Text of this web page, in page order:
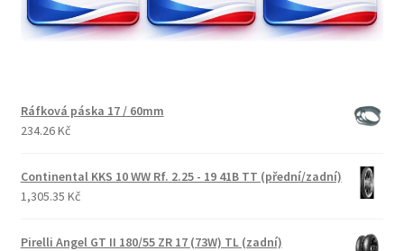
Ráfková páska 17 / 60mm
234.26 Kč
Continental KKS 10 WW Rf. 2.25 - 19 41B TT (přední/zadní)
1,305.35 Kč
Pirelli Angel GT II 180/55 ZR 17 (73W) TL (zadní)